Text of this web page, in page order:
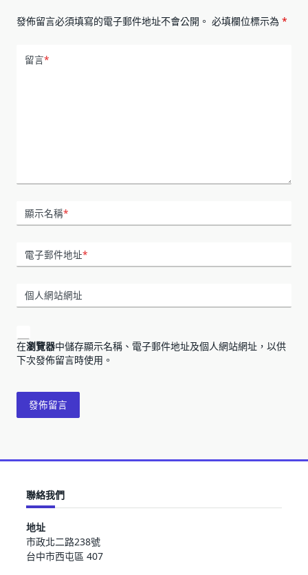
發佈留言必須填寫的電子郵件地址不會公開。 必填欄位標示為 *
留言*
顯示名稱*
電子郵件地址*
個人網站網址
在瀏覽器中儲存顯示名稱、電子郵件地址及個人網站網址，以供
下次發佈留言時使用。
聯絡我們
地址
市政北二路238號
台中市西屯區 407